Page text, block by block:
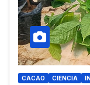
CACAO CIENCIA